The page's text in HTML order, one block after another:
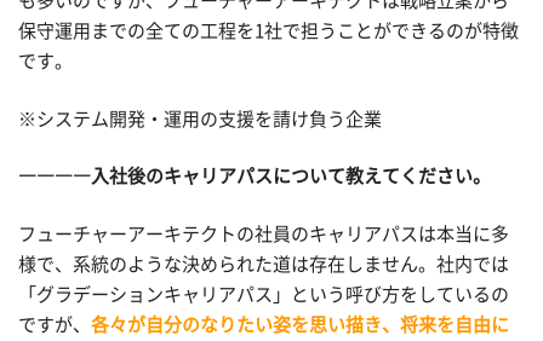
保守運用までの全ての工程を1社で担うことができるのが特徴
です。
※システム開発・運用の支援を請け負う企業
――――入社後のキャリアパスについて教えてください。
フューチャーアーキテクトの社員のキャリアパスは本当に多
様で、系統のような決められた道は存在しません。社内では
「グラデーションキャリアパス」という呼び方をしているの
ですが、 各々が自分のなりたい姿を思い描き、将来を自由に